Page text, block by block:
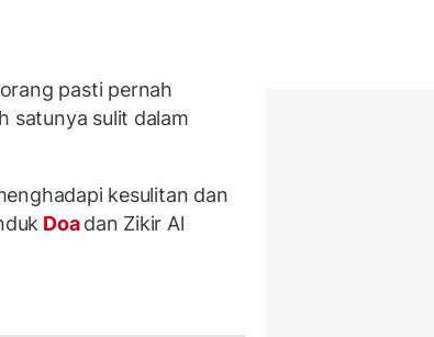
pasti pernah
satunya sulit dalam
kesulitan dan
Doadan Zikir Al